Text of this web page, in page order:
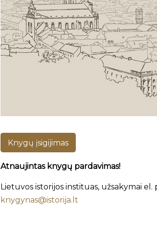
Knygų įsigijimas
Atnaujintas knygų pardavimas!
Lietuvos istorijos instituas, užsakymai el.
knygynas@istorija.lt